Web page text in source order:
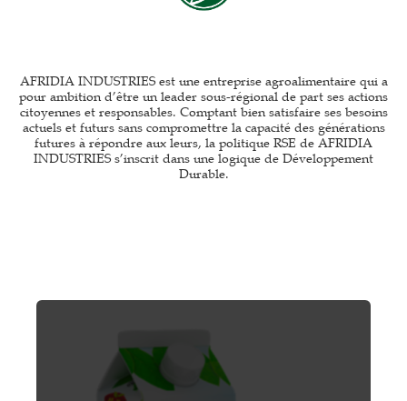
AFRIDIA INDUSTRIES est une entreprise agroalimentaire qui a
pour ambition d’être un leader sous-régional de part ses actions
citoyennes et responsables. Comptant bien satisfaire ses besoins
actuels et futurs sans compromettre la capacité des générations
futures à répondre aux leurs, la politique RSE de AFRIDIA
INDUSTRIES s’inscrit dans une logique de Développement
Durable.